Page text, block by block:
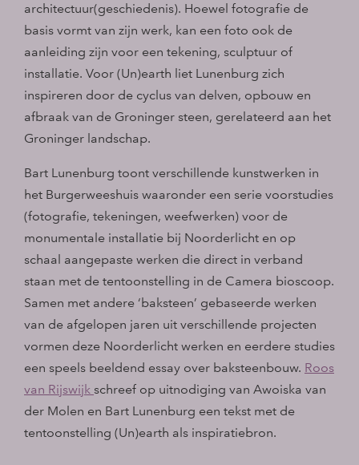
architectuur(geschiedenis). Hoewel fotografie de
basis vormt van zijn werk, kan een foto ook de
aanleiding zijn voor een tekening, sculptuur of
installatie. Voor (Un)earth liet Lunenburg zich
inspireren door de cyclus van delven, opbouw en
afbraak van de Groninger steen, gerelateerd aan het
Groninger landschap.
Bart Lunenburg toont verschillende kunstwerken in
het Burgerweeshuis waaronder een serie voorstudies
(fotografie, tekeningen, weefwerken) voor de
monumentale installatie bij Noorderlicht en op
schaal aangepaste werken die direct in verband
staan met de tentoonstelling in de Camera bioscoop.
Samen met andere ‘baksteen’ gebaseerde werken
van de afgelopen jaren uit verschillende projecten
vormen deze Noorderlicht werken en eerdere studies
een speels beeldend essay over baksteenbouw. Roos
van Rijswijk schreef op uitnodiging van Awoiska van
der Molen en Bart Lunenburg een tekst met de
tentoonstelling (Un)earth als inspiratiebron.